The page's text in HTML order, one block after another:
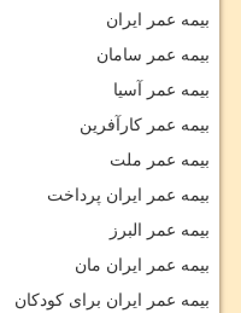
بیمه عمر ایران
بیمه عمر سامان
بیمه عمر آسیا
بیمه عمر کارآفرین
بیمه عمر ملت
بیمه عمر ایران پرداخت
بیمه عمر البرز
بیمه عمر ایران مان
بیمه عمر ایران برای کودکان